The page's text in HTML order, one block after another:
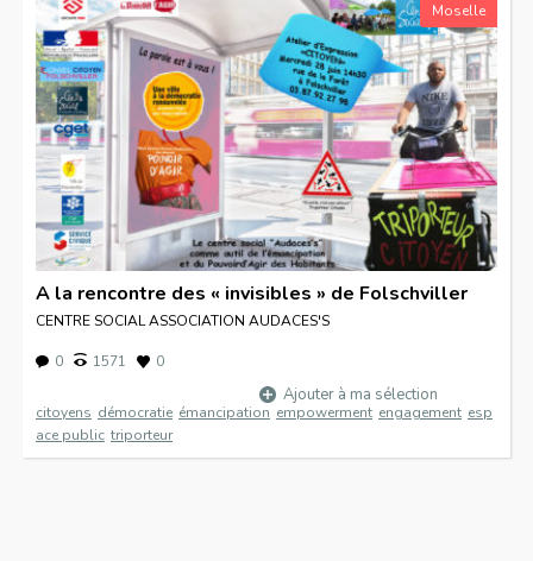
Moselle
A la rencontre des « invisibles » de Folschviller
CENTRE SOCIAL ASSOCIATION AUDACES'S
0 1571 0
Ajouter à ma sélection
citoyens démocratie émancipation empowerment engagement esp
ace public triporteur